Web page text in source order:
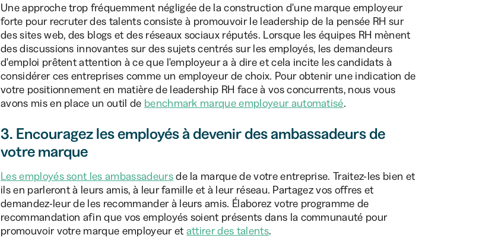
Une approche trop fréquemment négligée de la construction d'une marque employeur
forte pour recruter des talents consiste à promouvoir le leadership de la pensée RH sur
des sites web, des blogs et des réseaux sociaux réputés. Lorsque les équipes RH mènent
des discussions innovantes sur des sujets centrés sur les employés, les demandeurs
d'emploi prêtent attention à ce que l'employeur a à dire et cela incite les candidats à
considérer ces entreprises comme un employeur de choix. Pour obtenir une indication de
votre positionnement en matière de leadership RH face à vos concurrents, nous vous
avons mis en place un outil de benchmark marque employeur automatisé.
3. Encouragez les employés à devenir des ambassadeurs de
votre marque
Les employés sont les ambassadeursde la marque de votre entreprise. Traitez-les bien et
ils en parleront à leurs amis, à leur famille et à leur réseau. Partagez vos offres et
demandez-leur de les recommander à leurs amis. Élaborez votre programme de
recommandation afin que vos employés soient présents dans la communauté pour
promouvoir votre marque employeur et attirer des talents.